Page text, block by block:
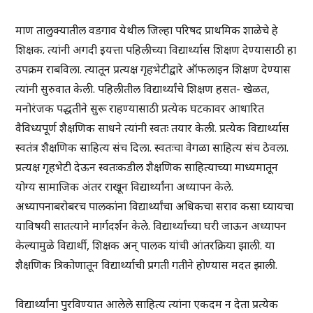
माण तालुक्यातील वडगाव येथील जिल्हा परिषद प्राथमिक शाळेचे हे
शिक्षक. त्यांनी अगदी इयत्ता पहिलीच्या विद्यार्थ्यास शिक्षण देण्यासाठी हा
उपक्रम राबविला. त्यातून प्रत्यक्ष गृहभेटीद्वारे ऑफलाइन शिक्षण देण्यास
त्यांनी सुरुवात केली. पहिलीतील विद्यार्थ्यांचे शिक्षण हसत- खेळत,
मनोरंजक पद्धतीने सुरू राहण्यासाठी प्रत्येक घटकावर आधारित
वैविध्यपूर्ण शैक्षणिक साधने त्यांनी स्वतः तयार केली. प्रत्येक विद्यार्थ्यास
स्वतंत्र शैक्षणिक साहित्य संच दिला. स्वतःचा वेगळा साहित्य संच ठेवला.
प्रत्यक्ष गृहभेटी देऊन स्वतःकडील शैक्षणिक साहित्याच्या माध्यमातून
योग्य सामाजिक अंतर राखून विद्यार्थ्यांना अध्यापन केले.
अध्यापनाबरोबरच पालकांना विद्यार्थ्यांचा अधिकचा सराव कसा घ्यायचा
याविषयी सातत्याने मार्गदर्शन केले. विद्यार्थ्यांच्या घरी जाऊन अध्यापन
केल्यामुळे विद्यार्थी, शिक्षक अन् पालक यांची आंतरक्रिया झाली. या
शैक्षणिक त्रिकोणातून विद्यार्थ्याची प्रगती गतीने होण्यास मदत झाली.
विद्यार्थ्यांना पुरविण्यात आलेले साहित्य त्यांना एकदम न देता प्रत्येक